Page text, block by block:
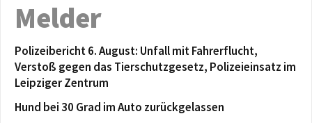
Melder
Polizeibericht 6. August: Unfall mit Fahrerflucht,
Verstoß gegen das Tierschutzgesetz, Polizeieinsatz im
Leipziger Zentrum
Hund bei 30 Grad im Auto zurückgelassen